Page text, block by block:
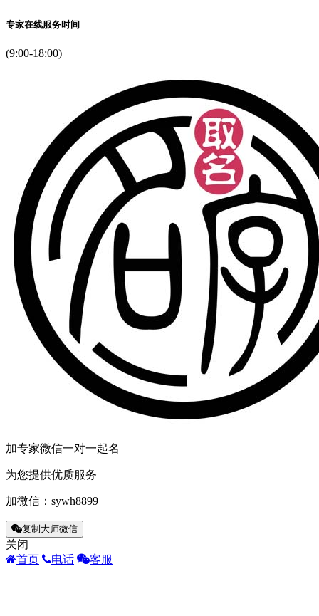
专家在线服务时间
(9:00-18:00)
加专家微信一对一起名
为您提供优质服务
加微信： sywh8899
复制大师微信
关闭
首页
电话 客服